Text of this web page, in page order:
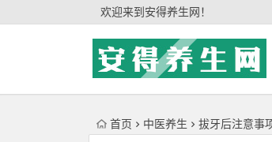
欢迎来到安得养生网！
首页 中医养生 拔牙后注意事